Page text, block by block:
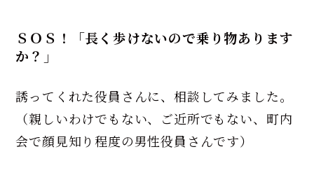
ＳＯＳ！「長く歩けないので乗り物あります
か？」
誘ってくれた役員さんに、相談してみました。
（親しいわけでもない、ご近所でもない、町内
会で顔見知り程度の男性役員さんです）